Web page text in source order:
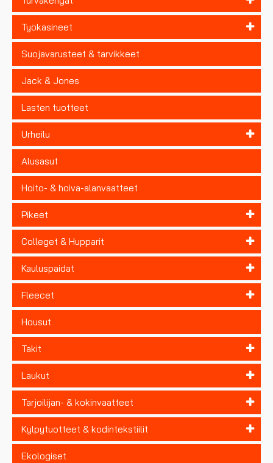
Työkäsineet
Suojavarusteet & tarvikkeet
Jack & Jones
Lasten tuotteet
Urheilu
Alusasut
Hoito- & hoiva-alanvaatteet
Pikeet
Colleget & Hupparit
Kauluspaidat
Fleecet
Housut
Takit
Laukut
Tarjoilijan- & kokinvaatteet
Kylpytuotteet & kodintekstiilit
Ekologiset